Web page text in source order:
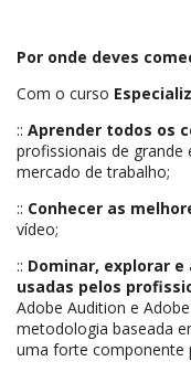
Por onde deves
Com o curso
:: Aprender todos os
profissionais de grande
mercado de trabalho;
:: Conhecer as
vídeo;
:: Dominar, explorar
usadas pelos
Adobe Audition e
metodologia baseada
uma forte componente